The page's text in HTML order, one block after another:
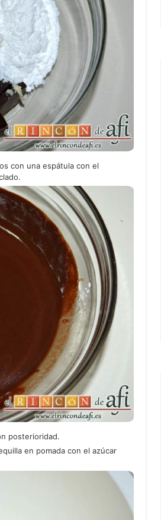
con una espátula con el
posterioridad.
en pomada con el azúcar